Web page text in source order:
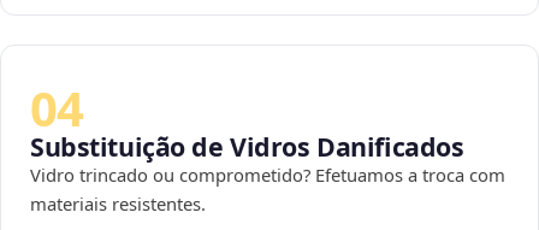
04
Substituição de Vidros Danificados
Vidro trincado ou comprometido? Efetuamos a troca com
materiais resistentes.